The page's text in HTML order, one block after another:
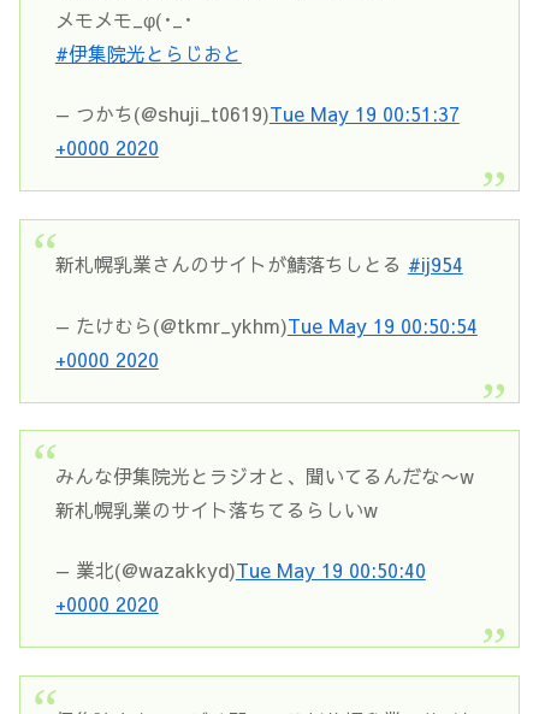
メモメモ_φ(･_･
#伊集院光とらじおと
— つかち(@shuji_t0619)Tue May 19 00:51:37
+0000 2020
新札幌乳業さんのサイトが鯖落ちしとる #ij954
— たけむら(@tkmr_ykhm)Tue May 19 00:50:54
+0000 2020
みんな伊集院光とラジオと、聞いてるんだな〜w
新札幌乳業のサイト落ちてるらしいw
— 業北(@wazakkyd)Tue May 19 00:50:40
+0000 2020